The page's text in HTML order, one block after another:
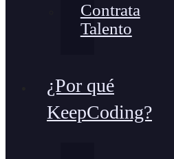
Contrata
Talento
¿Por qué
KeepCoding?